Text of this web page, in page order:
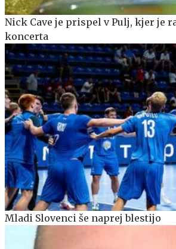
Nick Cave je prispel v Pulj, kjer je
koncerta
Mladi Slovenci še naprej blestijo